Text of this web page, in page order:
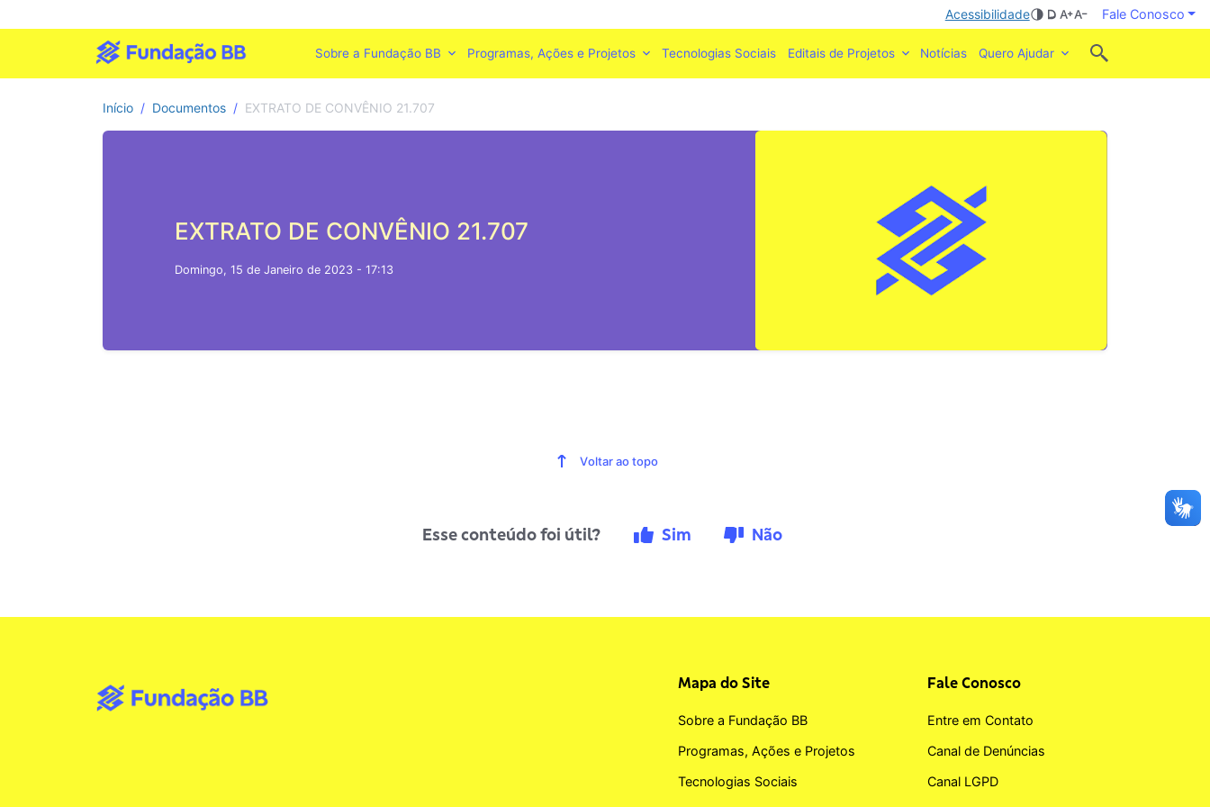
Acessibilidade Fale Conosco
Sobre a Fundação BB Programas, Ações e Projetos Tecnologias Sociais Editais de Projetos Notícias Quero Ajudar
Início Documentos EXTRATO DE CONVÊNIO 21.707
EXTRATO DE CONVÊNIO 21.707
Domingo, 15 de Janeiro de 2023 - 17:13
Voltar ao topo
Esse conteúdo foi útil? Sim Não
Mapa do Site
Sobre a Fundação BB
Programas, Ações e Projetos
Tecnologias Sociais
Fale Conosco
Entre em Contato
Canal de Denúncias
Canal LGPD